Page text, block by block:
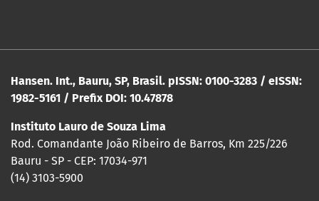
Hansen. Int., Bauru, SP, Brasil. pISSN: 0100-3283 / eISSN:
1982-5161 / Prefix DOI: 10.47878
Instituto Lauro de Souza Lima
Rod. Comandante João Ribeiro de Barros, Km 225/226
Bauru - SP - CEP: 17034-971
(14) 3103-5900